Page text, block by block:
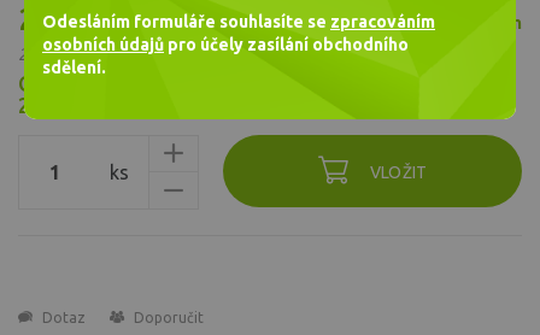
Skladem
2 993,88 Kč/ ks
2 474,28 Kč bez DPH
Cena celkem
2 993,88
ks VLOŽIT
Dotaz Doporučit
Odesláním formuláře souhlasíte se zpracováním
osobních údajů pro účely zasílání obchodního
sdělení.